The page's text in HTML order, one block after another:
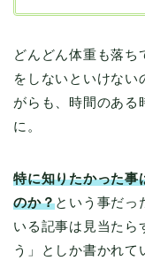
どんどん体重も落ち
をしないといけない
がらも、時間のある
に。
特に知りたかった事
のか？という事だっ
いる記事は見当たら
う」としか書かれて